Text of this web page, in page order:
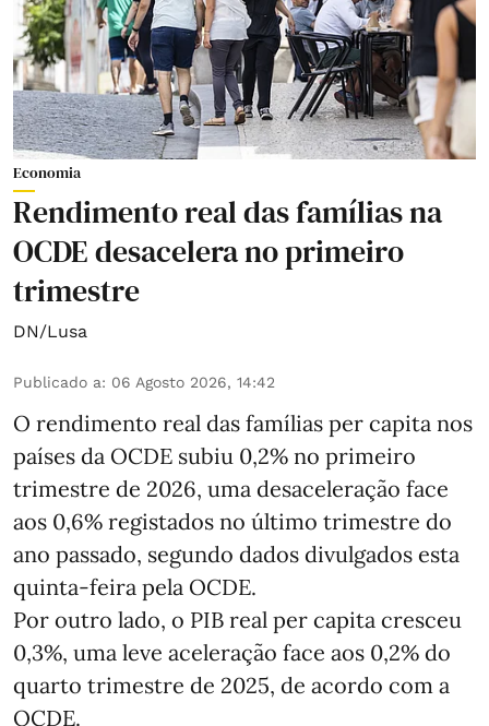
Economia
Rendimento real das famílias na
OCDE desacelera no primeiro
trimestre
DN/Lusa
Publicado a: 06 Agosto 2026, 14:42
O rendimento real das famílias per capita nos
países da OCDE subiu 0,2% no primeiro
trimestre de 2026, uma desaceleração face
aos 0,6% registados no último trimestre do
ano passado, segundo dados divulgados esta
quinta-feira pela OCDE.
Por outro lado, o PIB real per capita cresceu
0,3%, uma leve aceleração face aos 0,2% do
quarto trimestre de 2025, de acordo com a
OCDE.